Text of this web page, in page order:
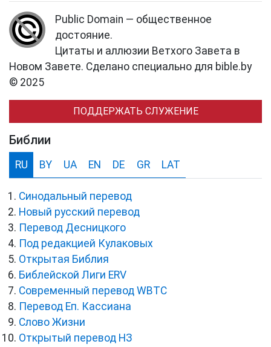
Public Domain — общественное
достояние.
Цитаты и аллюзии Ветхого Завета в
Новом Завете. Сделано специально для bible.by
© 2025
ПОДДЕРЖАТЬ СЛУЖЕНИЕ
Библии
RU BY UA EN DE GR LAT
Синодальный перевод
Новый русский перевод
Перевод Десницкого
Под редакцией Кулаковых
Открытая Библия
Библейской Лиги ERV
Cовременный перевод WBTC
Перевод Еп. Кассиана
Слово Жизни
Открытый перевод НЗ